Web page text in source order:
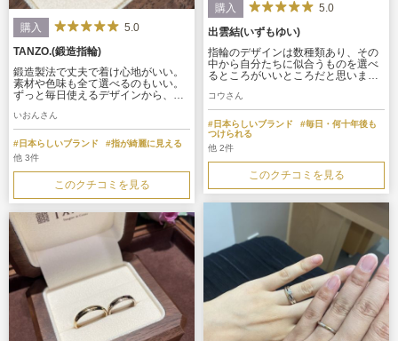
購入
5.0
出雲結(いずもゆい)
指輪のデザインは数種類あり、その
中から自分たちに似合うものを選べ
るところがいいところだと思いま
緒に相談しつつ選べるところが良い
ところだと思いました！一生に一度
の記念に是非！
コウさん
#日本らしいブランド
#毎日・何十年後も
つけられる
他 2件
このクチコミを見る
購入
5.0
TANZO.(鍛造指輪)
鍛造製法で丈夫で着け心地がいい。
素材や色味も全て選べるのもいい。
ずっと毎日使えるデザインから、特
な種類から選べて、オーダも出来て
特別なひとつに仕上げられる。また
ここで大切なものを購入したい。
いおんさん
#日本らしいブランド
#指が綺麗に見える
他 3件
このクチコミを見る